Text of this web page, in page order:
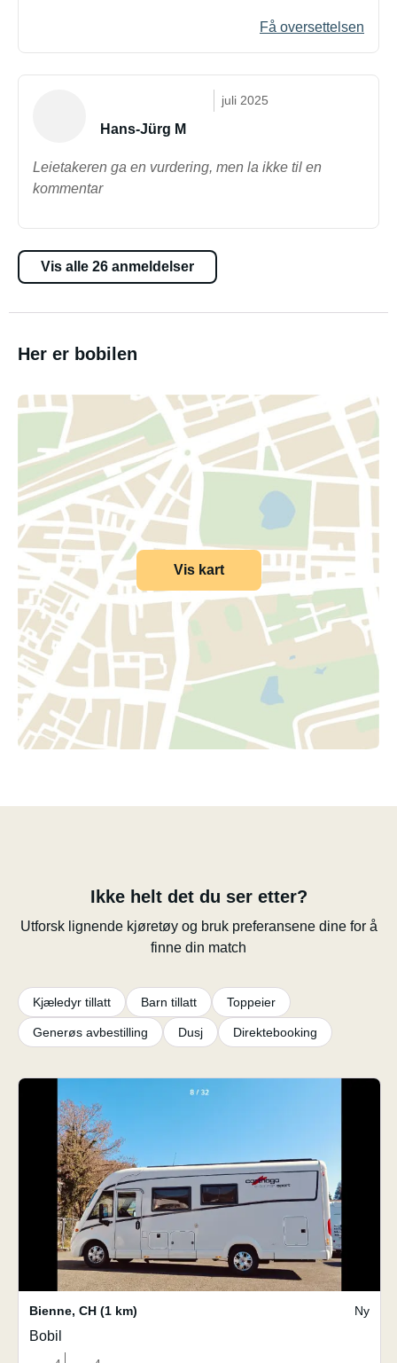
Få oversettelsen
juli 2025
Hans-Jürg M
Leietakeren ga en vurdering, men la ikke til en
kommentar
Vis alle 26 anmeldelser
Her er bobilen
Vis kart
Ikke helt det du ser etter?
Utforsk lignende kjøretøy og bruk preferansene dine for å
finne din match
Kjæledyr tillatt Barn tillatt Toppeier
Generøs avbestilling Dusj Direktebooking
Bienne, CH (1 km) Ny
Bobil